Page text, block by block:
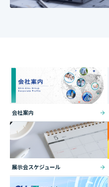
会社案内
展示会スケジュール